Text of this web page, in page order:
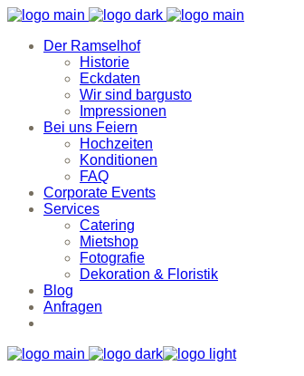
Der Ramselhof
Historie
Eckdaten
Wir sind bargusto
Impressionen
Bei uns Feiern
Hochzeiten
Konditionen
FAQ
Corporate Events
Services
Catering
Mietshop
Fotografie
Dekoration & Floristik
Blog
Anfragen